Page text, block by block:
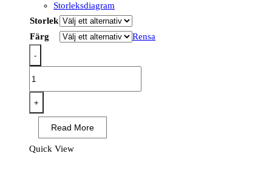
Storleksdiagram
Storlek
Färg
Rensa
-
PW3
Hi-
1/4
+
Read More
Quick View